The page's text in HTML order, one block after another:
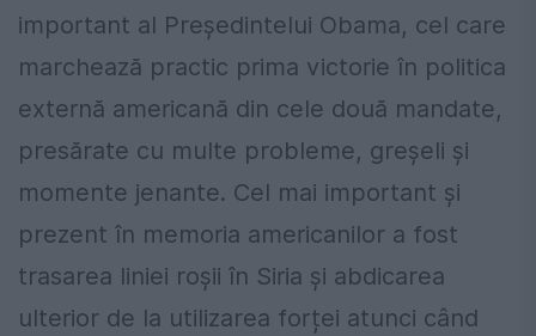
important al Președintelui Obama, cel care
marchează practic prima victorie în politica
externă americană din cele două mandate,
presărate cu multe probleme, greșeli și
momente jenante. Cel mai important și
prezent în memoria americanilor a fost
trasarea liniei roșii în Siria și abdicarea
ulterior de la utilizarea forței atunci când